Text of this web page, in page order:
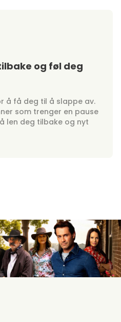
og føl deg
å få deg til å slappe av.
som trenger en pause
len deg tilbake og nyt